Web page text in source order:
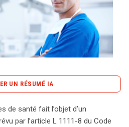
CONTACT
UN RÉSUMÉ IA
de santé en France est
de santé fait l’objet d’un
par l’article L 1111-8 du Code